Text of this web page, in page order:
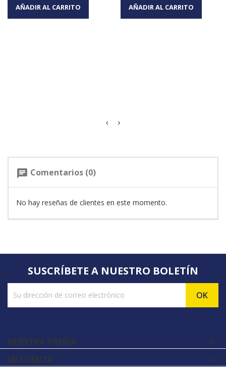
AÑADIR AL CARRITO AÑADIR AL CARRITO
chat Comentarios (0)
No hay reseñas de clientes en este momento.
SUSCRÍBETE A NUESTRO BOLETÍN
NUESTRA TIENDA 
MI CUENTA 